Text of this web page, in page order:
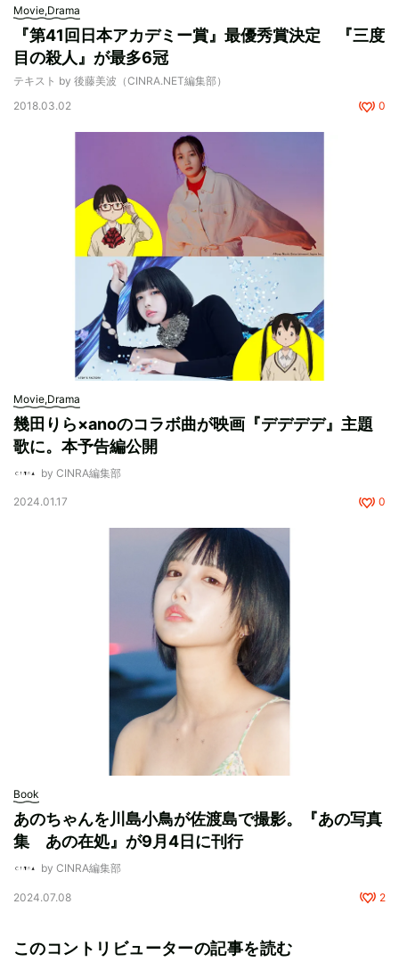
Movie,Drama
『第41回日本アカデミー賞』最優秀賞決定 『三度
目の殺人』が最多6冠
テキスト by 後藤美波（CINRA.NET編集部）
2018.03.02
0
Movie,Drama
幾田りら×anoのコラボ曲が映画『デデデデ』主題
歌に。本予告編公開
by CINRA編集部
2024.01.17 0
Book
あのちゃんを川島小鳥が佐渡島で撮影。『あの写真
集 あの在処』が9月4日に刊行
by CINRA編集部
2024.07.08 2
このコントリビューターの記事を読む